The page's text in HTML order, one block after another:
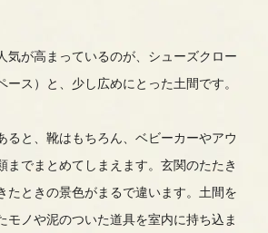
気が高まっているのが、シューズクロー
ース）と、少し広めにとった土間です。
ると、靴はもちろん、ベビーカーやアウ
までまとめてしまえます。玄関のたたき
たときの景色がまるで違います。土間を
モノや泥のついた道具を室内に持ち込ま